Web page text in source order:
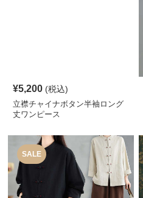
¥5,200 (税込)
立襟チャイナボタン半袖ロング
丈ワンピース
SALE